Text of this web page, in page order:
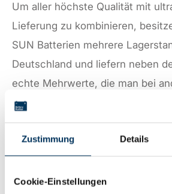
Zustimmung Details
Cookie-Einstellungen
Um aller höchste Qualität mit
Lieferung zu kombinieren,
SUN Batterien mehrere
Deutschland und liefern neben
echte Mehrwerte, die man bei
oft vergeblich sucht. Hier sind
Höchste Qualität, auch dank
Ständige Verfügbarkeit